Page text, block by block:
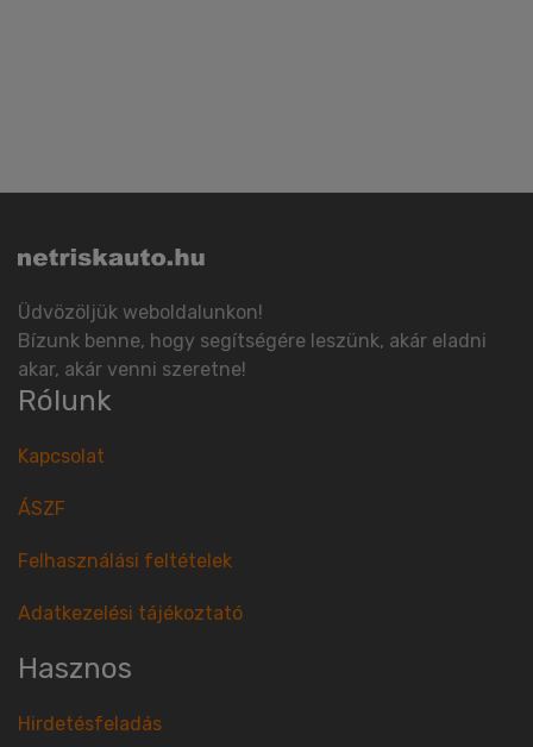
Üdvözöljük weboldalunkon!
Bízunk benne, hogy segítségére leszünk, akár eladni
akar, akár venni szeretne!
Rólunk
Kapcsolat
ÁSZF
Felhasználási feltételek
Adatkezelési tájékoztató
Hasznos
Hirdetésfeladás